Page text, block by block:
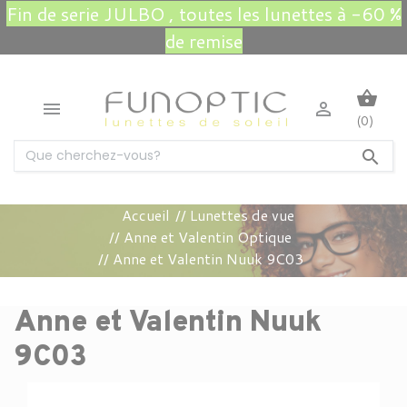
Fin de serie JULBO , toutes les lunettes à -60 %
de remise


 shopping_basket
(0)
Accueil
Lunettes de vue
Anne et Valentin Optique
Anne et Valentin Nuuk 9C03
Anne et Valentin Nuuk
9C03